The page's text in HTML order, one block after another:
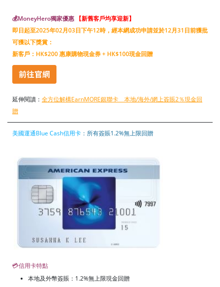
💰MoneyHero獨家優惠 【新舊客戶均享迎新】
即日起至2025年02月03日下午12時，經本網成功申請並於12月31日前獲批
可獲以下獎賞：
新客戶：HK$200 惠康購物現金券 + HK$100現金回贈
延伸閱讀： 全方位解構EarnMORE銀聯卡 本地/海外/網上簽賬2％現金回
贈
美國運通Blue Cash信用卡 ：所有簽賬1.2%無上限回贈
💳信用卡特點
本地及外幣簽賬：1.2%無上限現金回贈